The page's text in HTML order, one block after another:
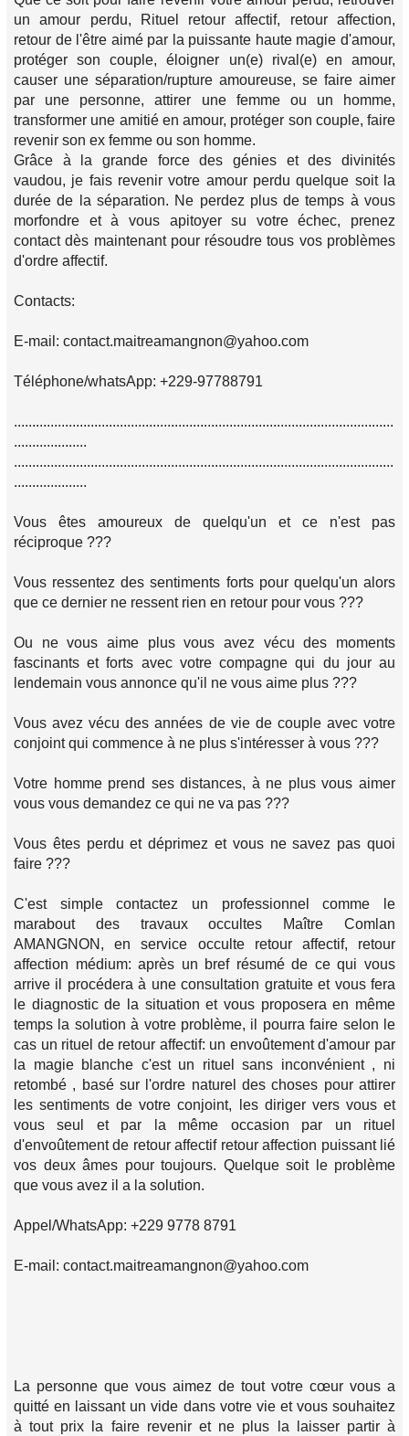
un amour perdu, Rituel retour affectif, retour affection,
retour de l'être aimé par la puissante haute magie d'amour,
protéger son couple, éloigner un(e) rival(e) en amour,
causer une séparation/rupture amoureuse, se faire aimer
par une personne, attirer une femme ou un homme,
transformer une amitié en amour, protéger son couple, faire
revenir son ex femme ou son homme.
Grâce à la grande force des génies et des divinités
vaudou, je fais revenir votre amour perdu quelque soit la
durée de la séparation. Ne perdez plus de temps à vous
morfondre et à vous apitoyer su votre échec, prenez
contact dès maintenant pour résoudre tous vos problèmes
d'ordre affectif.
Contacts:
E-mail: contact.maitreamangnon@yahoo.com
Téléphone/whatsApp: +229-97788791
........................................................................................................
....................
........................................................................................................
....................
Vous êtes amoureux de quelqu'un et ce n'est pas
réciproque ???
Vous ressentez des sentiments forts pour quelqu'un alors
que ce dernier ne ressent rien en retour pour vous ???
Ou ne vous aime plus vous avez vécu des moments
fascinants et forts avec votre compagne qui du jour au
lendemain vous annonce qu'il ne vous aime plus ???
Vous avez vécu des années de vie de couple avec votre
conjoint qui commence à ne plus s'intéresser à vous ???
Votre homme prend ses distances, à ne plus vous aimer
vous vous demandez ce qui ne va pas ???
Vous êtes perdu et déprimez et vous ne savez pas quoi
faire ???
C'est simple contactez un professionnel comme le
marabout des travaux occultes Maître Comlan
AMANGNON, en service occulte retour affectif, retour
affection médium: après un bref résumé de ce qui vous
arrive il procédera à une consultation gratuite et vous fera
le diagnostic de la situation et vous proposera en même
temps la solution à votre problème, il pourra faire selon le
cas un rituel de retour affectif: un envoûtement d'amour par
la magie blanche c'est un rituel sans inconvénient , ni
retombé , basé sur l'ordre naturel des choses pour attirer
les sentiments de votre conjoint, les diriger vers vous et
vous seul et par la même occasion par un rituel
d'envoûtement de retour affectif retour affection puissant lié
vos deux âmes pour toujours. Quelque soit le problème
que vous avez il a la solution.
Appel/WhatsApp: +229 9778 8791
E-mail: contact.maitreamangnon@yahoo.com
La personne que vous aimez de tout votre cœur vous a
quitté en laissant un vide dans votre vie et vous souhaitez
à tout prix la faire revenir et ne plus la laisser partir à